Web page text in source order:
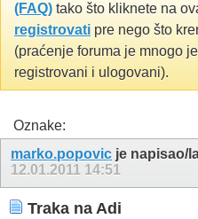
(FAQ) tako što kliknete na
registrovati pre nego što
(praćenje foruma je mnogo
registrovani i ulogovani).
Oznake:
marko.popovic je napisao/
12.01.2011 14:51
Traka na Adi